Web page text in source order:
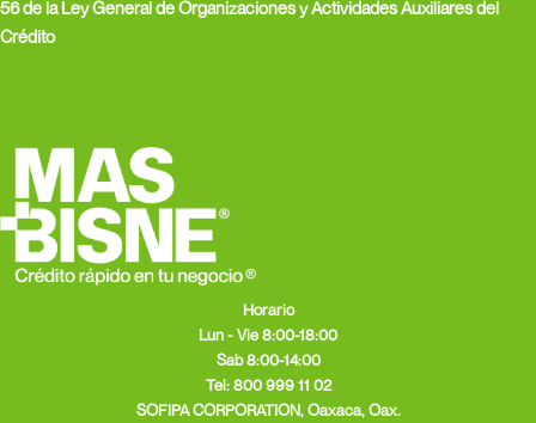
56 de la Ley General de Organizaciones y Actividades Auxiliares del
Crédito
Horario
Lun - Vie 8:00-18:00
Sab 8:00-14:00
Tel:800 999 11 02
SOFIPA CORPORATION, Oaxaca, Oax.